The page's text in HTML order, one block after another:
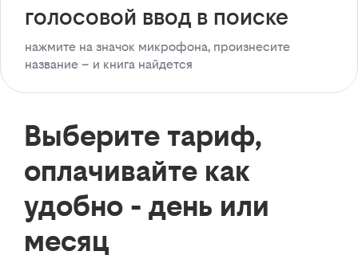
голосовой ввод в поиске
нажмите на значок микрофона, произнесите
название – и книга найдется
Выберите тариф,
оплачивайте как
удобно - день или
месяц